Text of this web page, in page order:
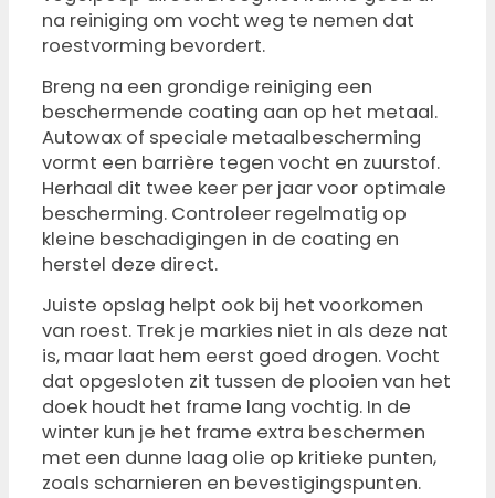
na reiniging om vocht weg te nemen dat
roestvorming bevordert.
Breng na een grondige reiniging een
beschermende coating aan op het metaal.
Autowax of speciale metaalbescherming
vormt een barrière tegen vocht en zuurstof.
Herhaal dit twee keer per jaar voor optimale
bescherming. Controleer regelmatig op
kleine beschadigingen in de coating en
herstel deze direct.
Juiste opslag helpt ook bij het voorkomen
van roest. Trek je markies niet in als deze nat
is, maar laat hem eerst goed drogen. Vocht
dat opgesloten zit tussen de plooien van het
doek houdt het frame lang vochtig. In de
winter kun je het frame extra beschermen
met een dunne laag olie op kritieke punten,
zoals scharnieren en bevestigingspunten.